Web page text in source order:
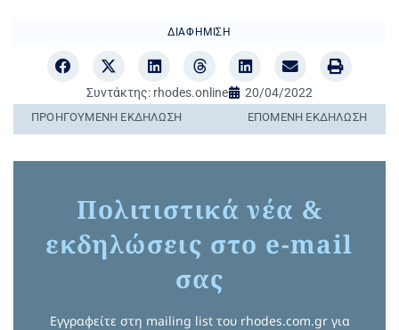
ΔΙΑΦΉΜΙΣΗ
Συντάκτης: rhodes.online 20/04/2022
ΠΡΟΗΓΟΎΜΕΝΗ ΕΚΔΉΛΩΣΗ ΕΠΌΜΕΝΗ ΕΚΔΉΛΩΣΗ
Πολιτιστικά νέα &
εκδηλώσεις στο e-mail
σας
Εγγραφείτε στη mailing list του rhodes.com.gr για